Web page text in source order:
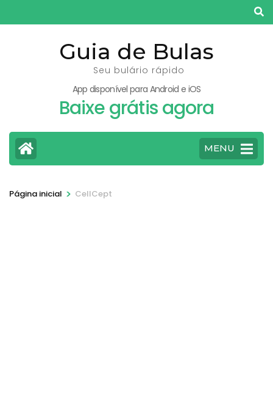
para
Guia de Bulas
Seu bulário rápido
App disponível para Android e iOS
Baixe grátis agora
MENU
Página inicial > CellCept